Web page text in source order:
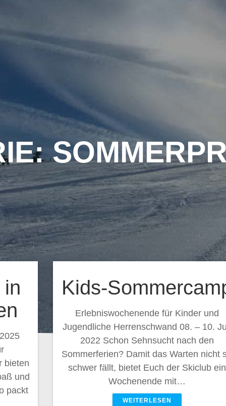
in
bieten
und
packt
Kids-
Erlebniswochenende für Kinder und
Jugendliche Herrenschwand 08. – 10.
2022 Schon Sehnsucht nach den
Sommerferien? Damit das Warten nicht
schwer fällt, bietet Euch der Skiclub ein
Wochenende mit…
WEITERLESEN